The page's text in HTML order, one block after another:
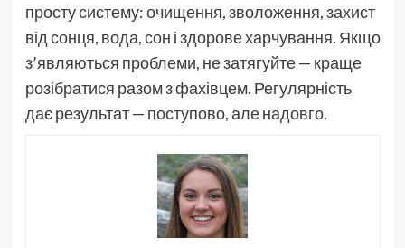
просту систему: очищення, зволоження, захист
від сонця, вода, сон і здорове харчування. Якщо
з’являються проблеми, не затягуйте — краще
розібратися разом з фахівцем. Регулярність
дає результат — поступово, але надовго.